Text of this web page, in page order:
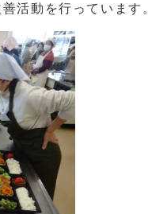
活動を行っています。